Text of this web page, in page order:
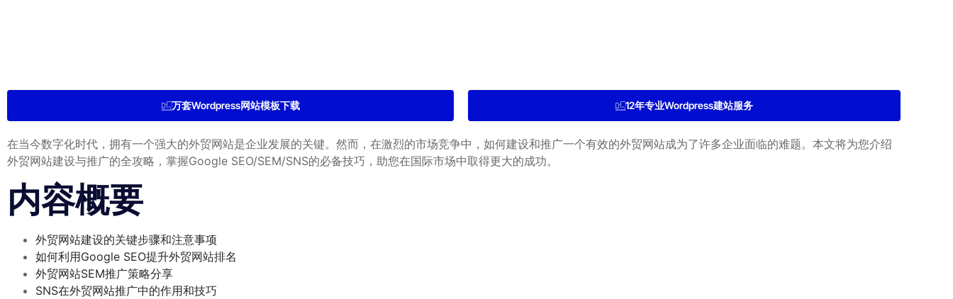
万套Wordpress网站模板下载 12年专业Wordpress建站服务
在当今数字化时代，拥有一个强大的外贸网站是企业发展的关键。然而，在激烈的市场竞争中，如何建设和推广一个有效的外贸网站成为了许多企业面临的难题。本文将为您介绍
外贸网站建设与推广的全攻略，掌握Google SEO/SEM/SNS的必备技巧，助您在国际市场中取得更大的成功。
内容概要
外贸网站建设的关键步骤和注意事项
如何利用Google SEO提升外贸网站排名
外贸网站SEM推广策略分享
SNS在外贸网站推广中的作用和技巧